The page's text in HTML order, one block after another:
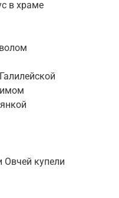
в храме
Овчей купели